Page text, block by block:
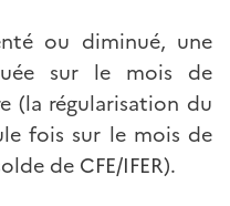
ou diminué, une
sur le mois de
(la régularisation du
fois sur le mois de
de CFE/IFER).